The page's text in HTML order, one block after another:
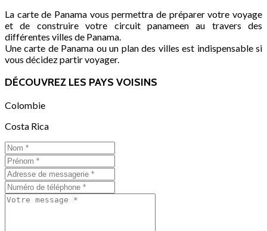
La carte de Panama vous permettra de préparer votre voyage
et de construire votre circuit panameen au travers des
différentes villes de Panama.
Une carte de Panama ou un plan des villes est indispensable si
vous décidez partir voyager.
DÉCOUVREZ LES PAYS VOISINS
Colombie
Costa Rica